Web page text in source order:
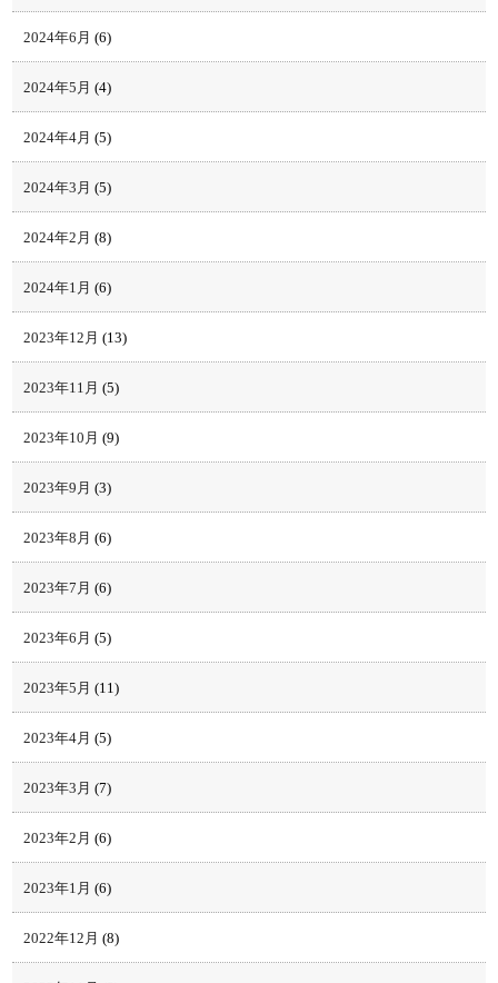
2024年6月 (6)
2024年5月 (4)
2024年4月 (5)
2024年3月 (5)
2024年2月 (8)
2024年1月 (6)
2023年12月 (13)
2023年11月 (5)
2023年10月 (9)
2023年9月 (3)
2023年8月 (6)
2023年7月 (6)
2023年6月 (5)
2023年5月 (11)
2023年4月 (5)
2023年3月 (7)
2023年2月 (6)
2023年1月 (6)
2022年12月 (8)